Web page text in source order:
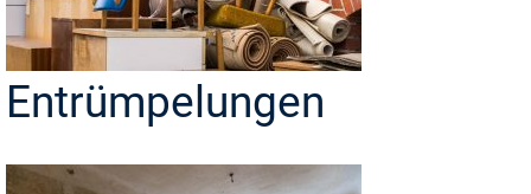
Entrümpelungen